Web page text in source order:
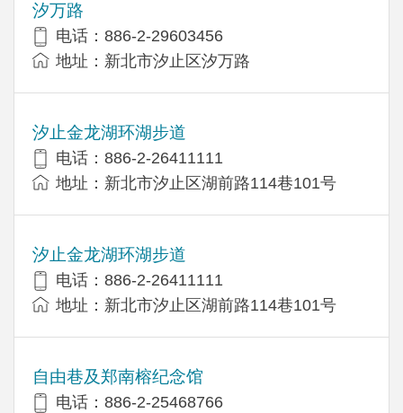
汐万路
电话：886-2-29603456
地址：新北市汐止区汐万路
汐止金龙湖环湖步道
电话：886-2-26411111
地址：新北市汐止区湖前路114巷101号
汐止金龙湖环湖步道
电话：886-2-26411111
地址：新北市汐止区湖前路114巷101号
自由巷及郑南榕纪念馆
电话：886-2-25468766